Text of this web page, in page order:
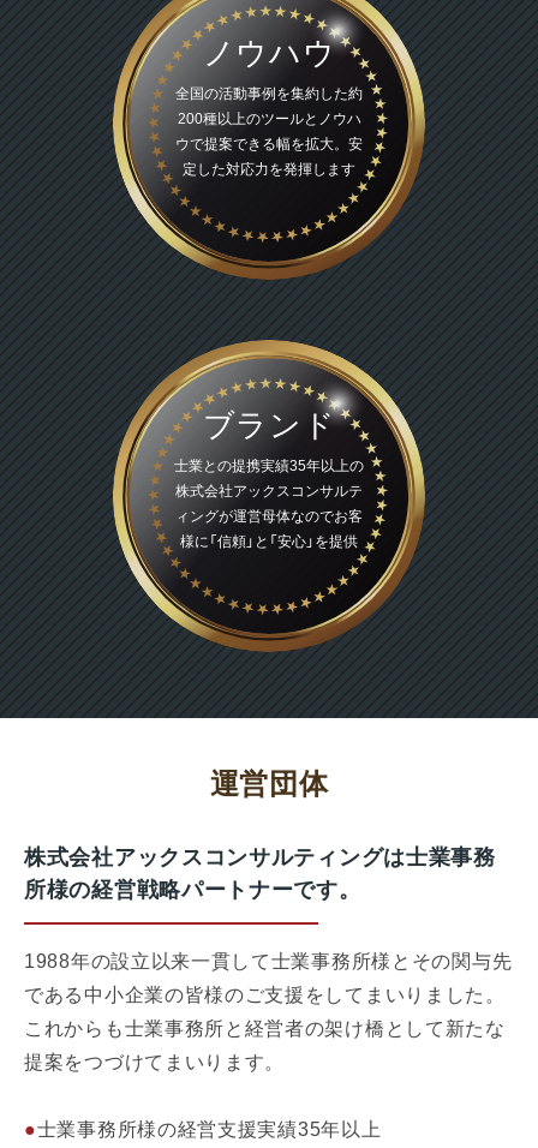
ノウハウ
全国の活動事例を集約した約
200種以上のツールとノウハ
ウで提案できる幅を拡大。安
定した対応力を発揮します
ブランド
士業との提携実績35年以上の
株式会社アックスコンサルテ
ィングが運営母体なのでお客
様に「信頼」と「安心」を提供
運営団体
株式会社アックスコンサルティングは士業事務
所様の経営戦略パートナーです。
1988年の設立以来一貫して士業事務所様とその関与先
である中小企業の皆様のご支援をしてまいりました。
これからも士業事務所と経営者の架け橋として新たな
提案をつづけてまいります。
士業事務所様の経営支援実績35年以上